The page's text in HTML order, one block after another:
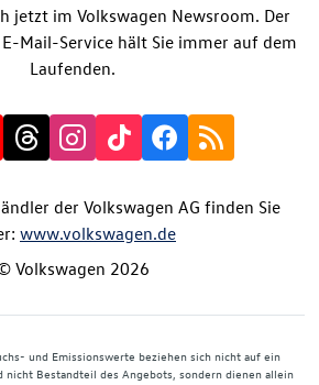
jetzt im Volkswagen Newsroom. Der
Mail-Service hält Sie immer auf dem
Laufenden.
der Volkswagen AG finden Sie
www.volkswagen.de
Volkswagen 2026
und Emissionswerte beziehen sich nicht auf ein
nicht Bestandteil des Angebots, sondern dienen allein